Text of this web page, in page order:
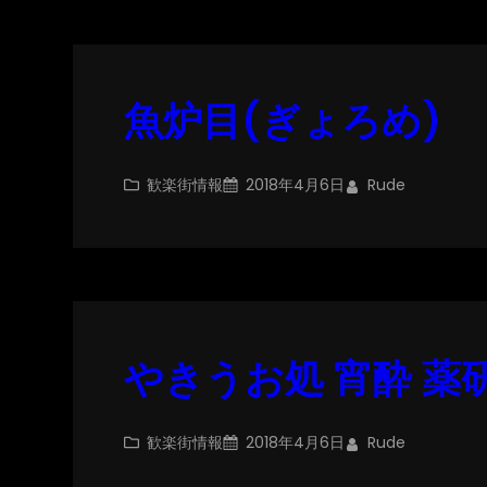
魚炉目(ぎょろめ)
歓楽街情報 2018年4月6日 Rude
やきうお処 宵酔 薬
歓楽街情報 2018年4月6日 Rude